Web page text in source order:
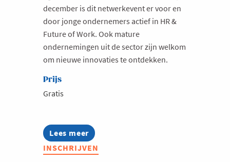
december is dit netwerkevent er voor en
door jonge ondernemers actief in HR &
Future of Work. Ook mature
ondernemingen uit de sector zijn welkom
om nieuwe innovaties te ontdekken.
Prijs
Gratis
Lees meer
about
Jong
Voka
INSCHRIJVEN